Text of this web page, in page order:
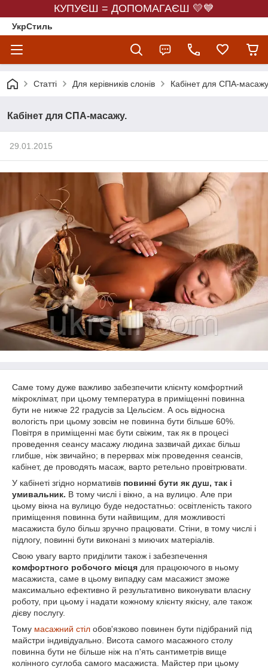
КУПУЄШ = ДОПОМАГАЄШ 💛💙
УкрСтиль
Статті Для керівників слонів Кабінет для СПА-
Кабінет для СПА-масажу.
29.01.2015
Саме тому дуже важливо забезпечити клієнту комфортний
мікроклімат, при цьому температура в приміщенні повинна
бути не нижче 22 градусів за Цельсієм. А ось відносна
вологість при цьому зовсім не повинна бути більше 60%.
Повітря в приміщенні має бути свіжим, так як в процесі
проведення сеансу масажу людина зазвичай дихає більш
глибше, ніж звичайно; в перервах між проведення сеансів,
кабінет, де проводять масаж, варто ретельно провітрювати.
У кабінеті згідно нормативів повинні бути як душ, так і
умивальник. В тому числі і вікно, а на вулицю. Але при
цьому вікна на вулицю буде недостатньо: освітленість такого
приміщення повинна бути найвищим, для можливості
масажиста було більш зручно працювати. Стіни, в тому числі і
підлогу, повинні бути виконані з миючих матеріалів.
Свою увагу варто приділити також і забезпечення
комфортного робочого місця для працюючого в ньому
масажиста, саме в цьому випадку сам масажист зможе
максимально ефективно й результативно виконувати власну
роботу, при цьому і надати кожному клієнту якісну, але також
дієву послугу.
Тому масажний стіл обов'язково повинен бути підібраний під
майстри індивідуально. Висота самого масажного столу
повинна бути не більше ніж на п'ять сантиметрів вище
колінного суглоба самого масажиста. Майстер при цьому